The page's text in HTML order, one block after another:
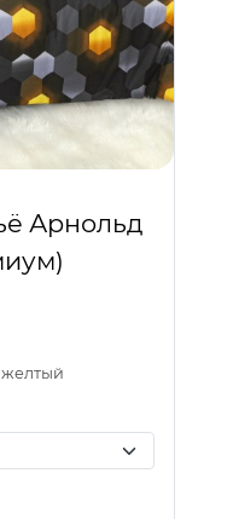
Арнольд